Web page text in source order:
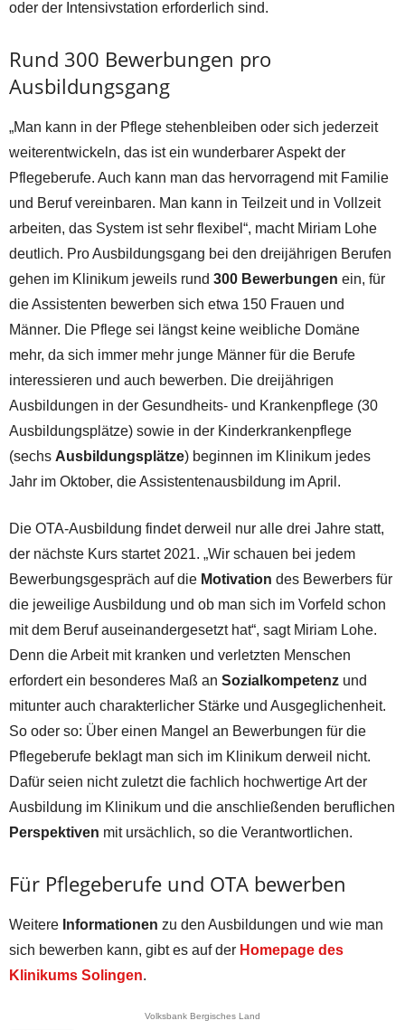
oder der Intensivstation erforderlich sind.
Rund 300 Bewerbungen pro
Ausbildungsgang
„Man kann in der Pflege stehenbleiben oder sich jederzeit
weiterentwickeln, das ist ein wunderbarer Aspekt der
Pflegeberufe. Auch kann man das hervorragend mit Familie
und Beruf vereinbaren. Man kann in Teilzeit und in Vollzeit
arbeiten, das System ist sehr flexibel“, macht Miriam Lohe
deutlich. Pro Ausbildungsgang bei den dreijährigen Berufen
gehen im Klinikum jeweils rund 300 Bewerbungen ein, für
die Assistenten bewerben sich etwa 150 Frauen und
Männer. Die Pflege sei längst keine weibliche Domäne
mehr, da sich immer mehr junge Männer für die Berufe
interessieren und auch bewerben. Die dreijährigen
Ausbildungen in der Gesundheits- und Krankenpflege (30
Ausbildungsplätze) sowie in der Kinderkrankenpflege
(sechs Ausbildungsplätze) beginnen im Klinikum jedes
Jahr im Oktober, die Assistentenausbildung im April.
Die OTA-Ausbildung findet derweil nur alle drei Jahre statt,
der nächste Kurs startet 2021. „Wir schauen bei jedem
Bewerbungsgespräch auf die Motivation des Bewerbers für
die jeweilige Ausbildung und ob man sich im Vorfeld schon
mit dem Beruf auseinandergesetzt hat“, sagt Miriam Lohe.
Denn die Arbeit mit kranken und verletzten Menschen
erfordert ein besonderes Maß an Sozialkompetenz und
mitunter auch charakterlicher Stärke und Ausgeglichenheit.
So oder so: Über einen Mangel an Bewerbungen für die
Pflegeberufe beklagt man sich im Klinikum derweil nicht.
Dafür seien nicht zuletzt die fachlich hochwertige Art der
Ausbildung im Klinikum und die anschließenden beruflichen
Perspektiven mit ursächlich, so die Verantwortlichen.
Für Pflegeberufe und OTA bewerben
Weitere Informationen zu den Ausbildungen und wie man
sich bewerben kann, gibt es auf der Homepage des
Klinikums Solingen.
Volksbank Bergisches Land